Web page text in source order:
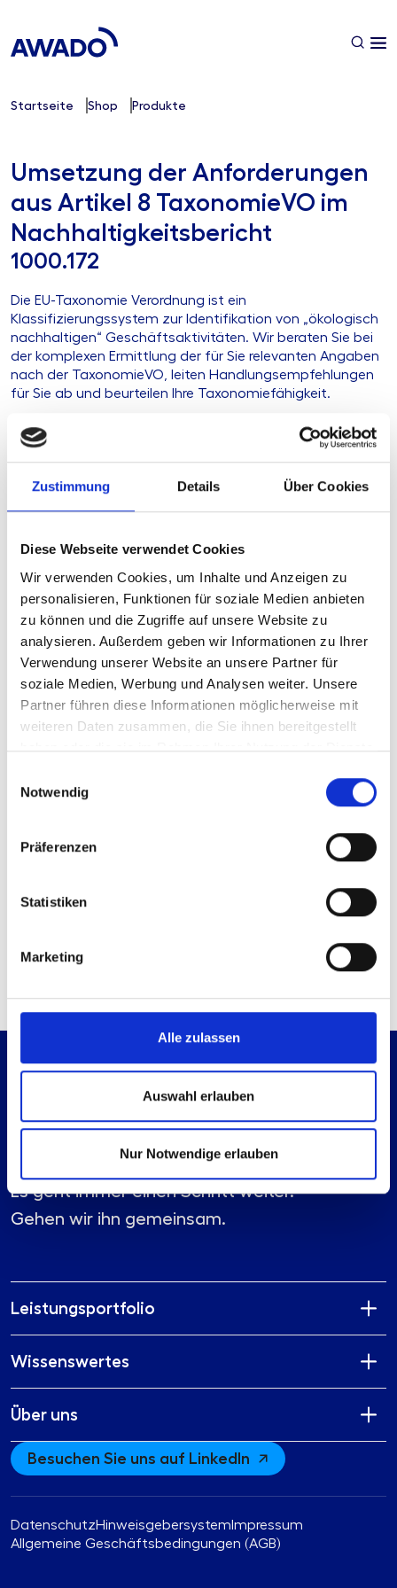
Zustimmung Details Über Cookies
Diese Webseite verwendet Cookies
Wir verwenden Cookies, um Inhalte und Anzeigen zu
personalisieren, Funktionen für soziale Medien anbieten
zu können und die Zugriffe auf unsere Website zu
analysieren. Außerdem geben wir Informationen zu Ihrer
Verwendung unserer Website an unsere Partner für
soziale Medien, Werbung und Analysen weiter. Unsere
Partner führen diese Informationen möglicherweise mit
weiteren Daten zusammen, die Sie ihnen bereitgestellt
haben oder die sie im Rahmen Ihrer Nutzung der Dienste
Notwendig
Präferenzen
Statistiken
Marketing
Alle zulassen
Auswahl erlauben
Nur Notwendige erlauben
Startseite Shop Produkte
Umsetzung der Anforderungen
aus Artikel 8 TaxonomieVO im
Nachhaltigkeitsbericht
1000.172
Die EU-Taxonomie Verordnung ist ein
Klassifizierungssystem zur Identifikation von „ökologisch
nachhaltigen“ Geschäftsaktivitäten. Wir beraten Sie bei
der komplexen Ermittlung der für Sie relevanten Angaben
nach der TaxonomieVO, leiten Handlungsempfehlungen
für Sie ab und beurteilen Ihre Taxonomiefähigkeit.
Ihre Herausforderung
Ihre Vorteile
Produkttyp
Standardisierte
Beratungsleistung
Stand
Geplante
Aktualisierung
derzeit keine
Sie haben bereits ein Konto?
Kontaktmöglichkeiten
Es geht immer einen Schritt weiter.
Gehen wir ihn gemeinsam.
Leistungsportfolio
Wissenswertes
Über uns
Besuchen Sie uns auf LinkedIn
DatenschutzHinweisgebersystem Impressum
Allgemeine Geschäftsbedingungen (AGB)